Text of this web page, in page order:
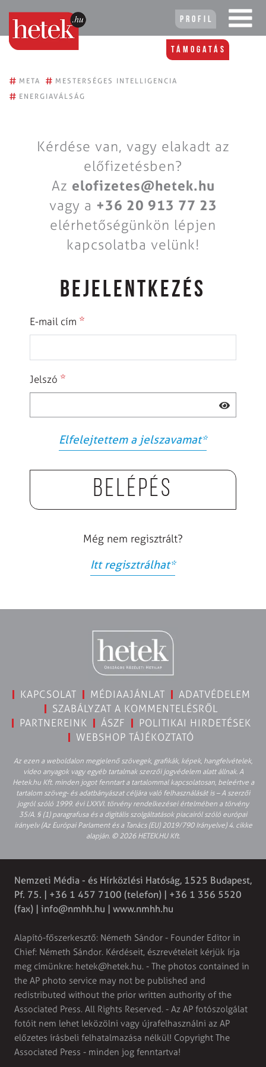
Profil
Támogatás
# META # MESTERSÉGES INTELLIGENCIA
# ENERGIAVÁLSÁG
Kérdése van, vagy elakadt az
előfizetésben?
Az elofizetes@hetek.hu
vagy a +36 20 913 77 23
elérhetőségünkön lépjen
kapcsolatba velünk!
BEJELENTKEZÉS
E-mail cím *
Jelszó *
Elfelejtettem a jelszavamat*
Belépés
Még nem regisztrált?
Itt regisztrálhat*
KAPCSOLAT MÉDIAAJÁNLAT
ADATVÉDELEM
SZABÁLYZAT A KOMMENTELÉSRŐL
PARTNEREINK
ÁSZF
POLITIKAI HIRDETÉSEK
WEBSHOP TÁJÉKOZTATÓ
Az ezen a weboldalon megjelenő szövegek, grafikák, képek, hangfelvételek,
video anyagok vagy egyéb tartalmak szerzői jogvédelem alatt állnak. A
Hetek.hu Kft. minden jogot fenntart a tartalommal kapcsolatosan, beleértve a
tartalom szöveg- és adatbányászat céljára való felhasználását is – A szerzői
jogról szóló 1999. évi LXXVI. törvény rendelkezései értelmében a törvény
35/A. § (1) paragrafusa és a digitális szolgáltatások piacairól szóló európai
irányelv (Az Európai Parlament és a Tanács (EU) 2019/790 Irányelve) 4. cikke
alapján. © 2026 HETEK.HU Kft.
Nemzeti Média - és Hírközlési Hatóság, 1525 Budapest,
Pf. 75. | +36 1 457 7100 (telefon) | +36 1 356 5520
(fax) | info@nmhh.hu | www.nmhh.hu
Alapító-főszerkesztő: Németh Sándor - Founder Editor in
Chief: Németh Sándor. Kérdéseit, észrevételeit kérjük írja
meg címünkre: hetek@hetek.hu. - The photos contained in
the AP photo service may not be published and
redistributed without the prior written authority of the
Associated Press. All Rights Reserved. - Az AP fotószolgálat
fotóit nem lehet leközölni vagy újrafelhasználni az AP
előzetes írásbeli felhatalmazása nélkül! Copyright The
Associated Press - minden jog fenntartva!